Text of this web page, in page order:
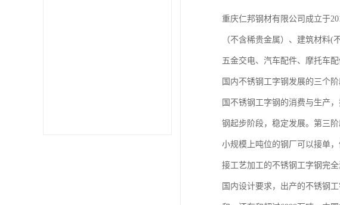
重庆仁邦钢材有限公司成立于
（不含稀贵金属）、建筑材料(
五金交电、汽车配件、摩托车
国内不锈钢工字钢发展的三个
国不锈钢工字钢的消费与生产
钢起步阶段，稳定发展。第三
小规模上吨位的钢厂可以接单
接工艺加工的不锈钢工字钢完
国内设计要求，出产的不锈钢